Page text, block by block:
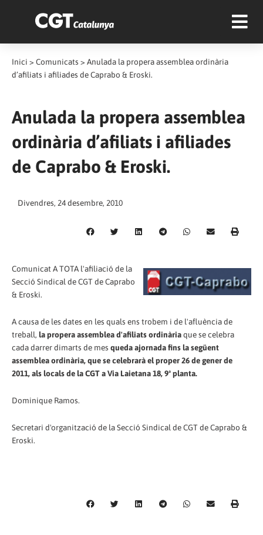
Inici > Comunicats > Anulada la propera assemblea ordinària
d’afiliats i afiliades de Caprabo & Eroski.
Anulada la propera assemblea
ordinària d’afiliats i afiliades
de Caprabo & Eroski.
Divendres, 24 desembre, 2010
Comunicat A TOTA l'afiliació de la
Secció Sindical de CGT de Caprabo
& Eroski.
A causa de les dates en les quals ens trobem i de l'afluència de
treball, la propera assemblea d'afiliats ordinàriaque se celebra
cada darrer dimarts de mes queda ajornada fins la següent
assemblea ordinària, que se celebrarà el proper 26 de gener de
2011, als locals de la CGT a Via Laietana 18, 9ª planta.
Dominique Ramos.
Secretari d'organització de la Secció Sindical de CGT de Caprabo &
Eroski.